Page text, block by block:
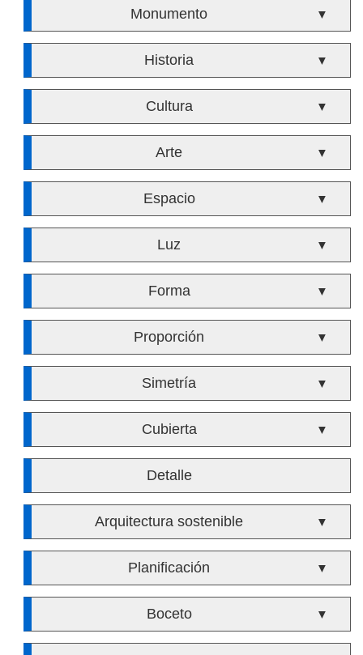
Monumento ▼
Historia ▼
Cultura ▼
Arte ▼
Espacio ▼
Luz ▼
Forma ▼
Proporción ▼
Simetría ▼
Cubierta ▼
Detalle
Arquitectura sostenible ▼
Planificación ▼
Boceto ▼